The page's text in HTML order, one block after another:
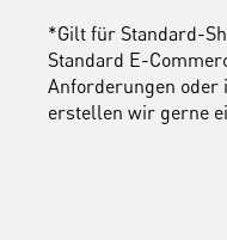
*Gilt für Standard-
Standard E-
Anforderungen oder
erstellen wir gerne